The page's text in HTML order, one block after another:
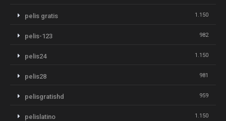
pelis gratis 1.150
pelis-123 982
pelis24 1.150
pelis28 981
pelisgratishd 959
pelislatino 1.150